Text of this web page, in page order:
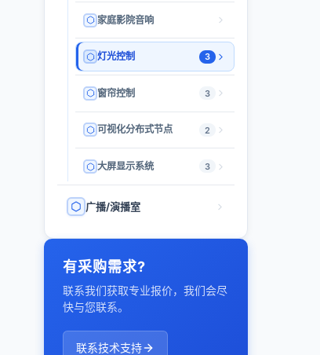
家庭影院音响
灯光控制 3
窗帘控制 3
可视化分布式节点 2
大屏显示系统 3
广播/演播室
有采购需求?
联系我们获取专业报价，我们会尽
快与您联系。
联系技术支持